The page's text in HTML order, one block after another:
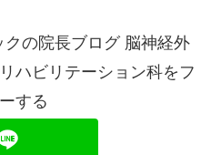
の院長ブログ 脳神経外
ハビリテーション科をフ
する